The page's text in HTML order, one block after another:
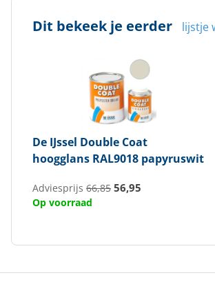
Dit bekeek je eerder lijstje
De IJssel Double Coat
hoogglans RAL9018 papyruswit
Adviesprijs 66,85 56,95
Op voorraad